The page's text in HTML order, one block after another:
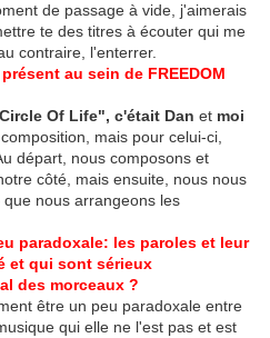
de passage à vide, j'aimerais
te des titres à écouter qui me
contraire, l'enterrer.
au sein de FREEDOM
Of Life", c'était Dan et moi
mais pour celui-ci,
départ, nous composons et
côté, mais ensuite, nous nous
que nous arrangeons les
paradoxale: les paroles et leur
et qui sont sérieux
des morceaux ?
être un peu paradoxale entre
qui elle ne l'est pas et est